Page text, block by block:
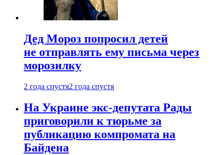
Дед Мороз попросил детей
не отправлять ему письма через
морозилку
2 года спустя2 года спустя
На Украине экс-депутата Рады
приговорили к тюрьме за
публикацию компромата на
Байдена